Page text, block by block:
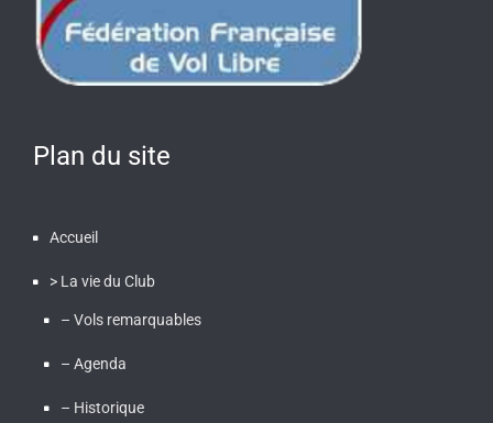
Plan du site
Accueil
> La vie du Club
– Vols remarquables
– Agenda
– Historique